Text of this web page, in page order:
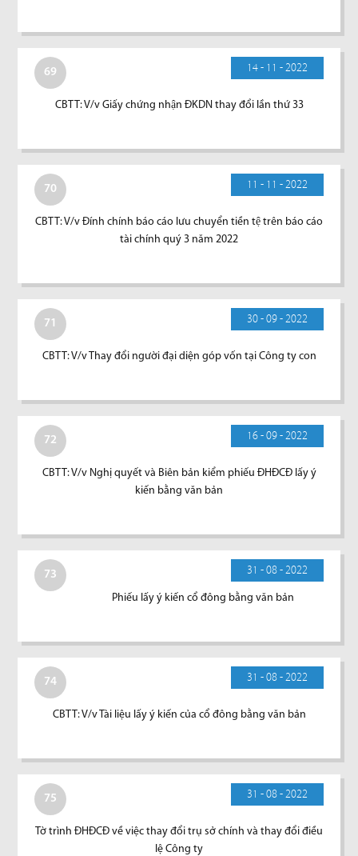
69 14 - 11 - 2022
CBTT: V/v Giấy chứng nhận ĐKDN thay đổi lần thứ 33
70 11 - 11 - 2022
CBTT: V/v Đính chính báo cáo lưu chuyển tiền tệ trên báo cáo
tài chính quý 3 năm 2022
71 30 - 09 - 2022
CBTT: V/v Thay đổi người đại diện góp vốn tại Công ty con
72 16 - 09 - 2022
CBTT: V/v Nghị quyết và Biên bản kiểm phiếu ĐHĐCĐ lấy ý
kiến bằng văn bản
73 31 - 08 - 2022
Phiếu lấy ý kiến cổ đông bằng văn bản
74 31 - 08 - 2022
CBTT: V/v Tài liệu lấy ý kiến của cổ đông bằng văn bản
75 31 - 08 - 2022
Tờ trình ĐHĐCĐ về việc thay đổi trụ sở chính và thay đổi điều
lệ Công ty